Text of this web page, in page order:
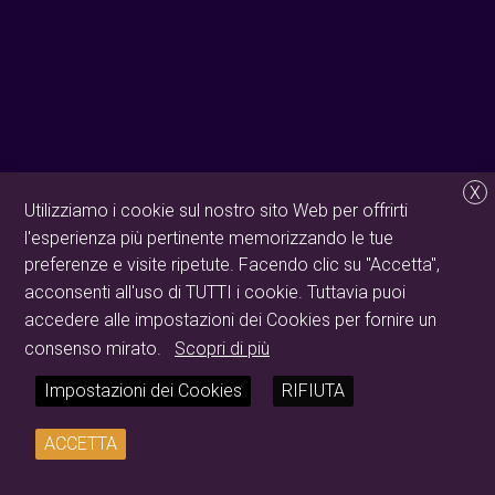
X
Utilizziamo i cookie sul nostro sito Web per offrirti
l'esperienza più pertinente memorizzando le tue
preferenze e visite ripetute. Facendo clic su "Accetta",
acconsenti all'uso di TUTTI i cookie. Tuttavia puoi
accedere alle impostazioni dei Cookies per fornire un
consenso mirato.
Scopri di più
Impostazioni dei Cookies
RIFIUTA
ACCETTA